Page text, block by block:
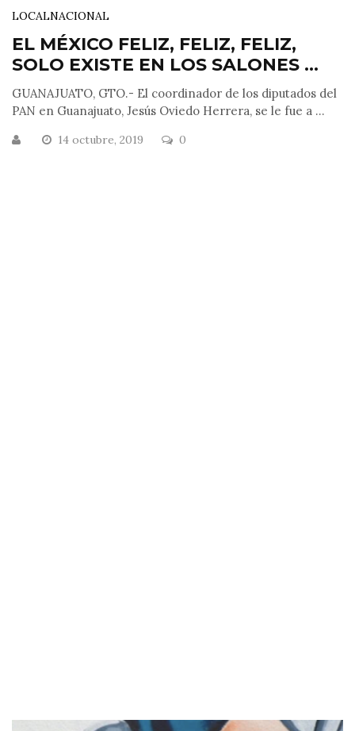
LOCALNACIONAL
EL MÉXICO FELIZ, FELIZ, FELIZ,
SOLO EXISTE EN LOS SALONES ...
GUANAJUATO, GTO.- El coordinador de los diputados del
PAN en Guanajuato, Jesús Oviedo Herrera, se le fue a ...
14 octubre, 2019 0